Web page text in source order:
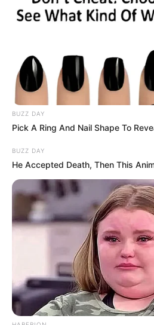
hogy visszaköszön, csak kicsit
önbizalommal.Hőmérséklet:
napközben-7 és -1 fokközött.
BUZZ DAY
Pick A Ring And Nail Shape To
BUZZ DAY
He Accepted Death, Then This